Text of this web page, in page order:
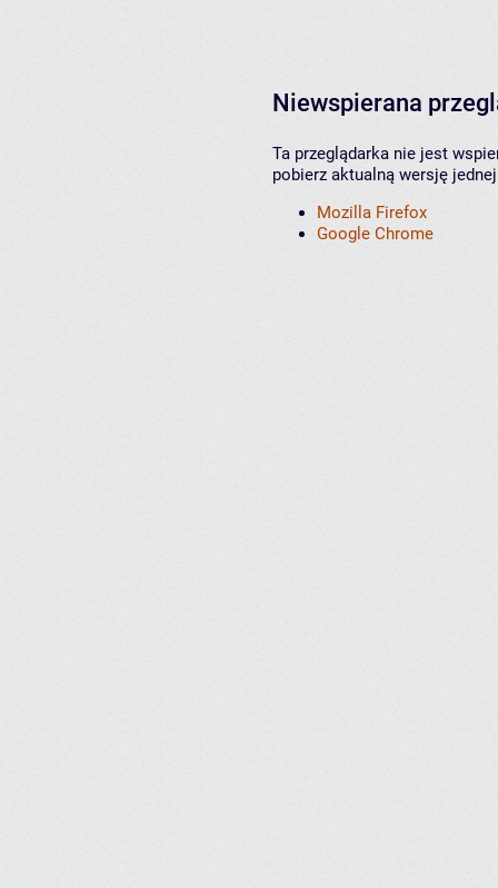
Niewspierana
Ta przeglądarka nie jest
pobierz aktualną wersję
Mozilla Firefox
Google Chrome